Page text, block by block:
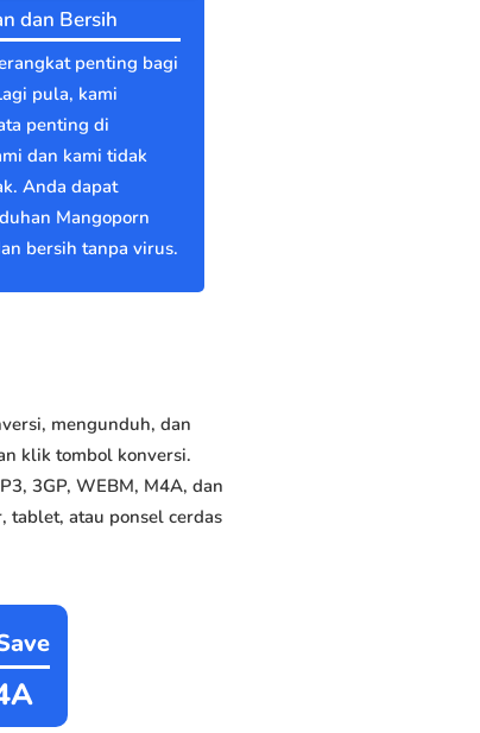
dan Bersih
penting bagi
pula, kami
penting di
dan kami tidak
Anda dapat
Mangoporn
bersih tanpa virus.
mengunduh, dan
klik tombol konversi.
3GP, WEBM, M4A, dan
tablet, atau ponsel cerdas